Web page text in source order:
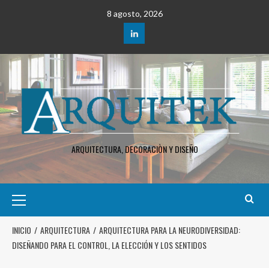
8 agosto, 2026
ARQUITECTURA, DECORACIÒN Y DISEÑO
INICIO ARQUITECTURA
ARQUITECTURA PARA LA NEURODIVERSIDAD:
DISEÑANDO PARA EL CONTROL, LA ELECCIÓN Y LOS SENTIDOS